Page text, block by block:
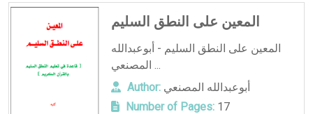
المعين على النطق السليم
المعين على النطق السليم - أبوعبدالله
المصنعي ...
Author: أبوعبدالله المصنعي
Number of Pages:17